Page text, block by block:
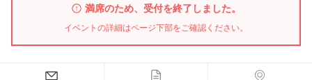
満席のため、受付を終了しました。
イベントの詳細はページ下部をご確認ください。